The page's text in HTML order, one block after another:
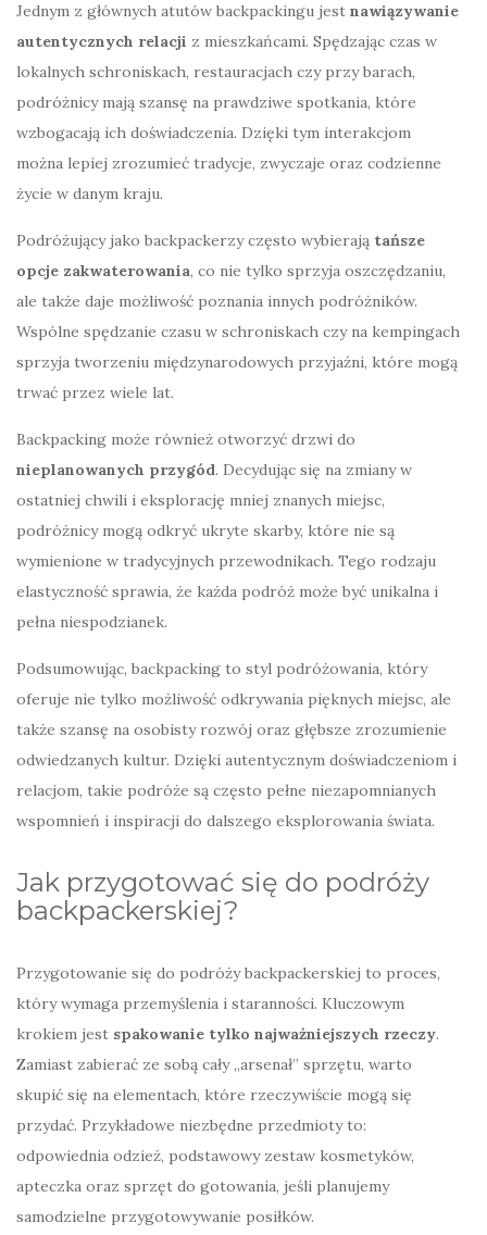
Jednym z głównych atutów backpackingu jest nawiązywanie
autentycznych relacji z mieszkańcami. Spędzając czas w
lokalnych schroniskach, restauracjach czy przy barach,
podróżnicy mają szansę na prawdziwe spotkania, które
wzbogacają ich doświadczenia. Dzięki tym interakcjom
można lepiej zrozumieć tradycje, zwyczaje oraz codzienne
życie w danym kraju.
Podróżujący jako backpackerzy często wybierają tańsze
opcje zakwaterowania, co nie tylko sprzyja oszczędzaniu,
ale także daje możliwość poznania innych podróżników.
Wspólne spędzanie czasu w schroniskach czy na kempingach
sprzyja tworzeniu międzynarodowych przyjaźni, które mogą
trwać przez wiele lat.
Backpacking może również otworzyć drzwi do
nieplanowanych przygód. Decydując się na zmiany w
ostatniej chwili i eksplorację mniej znanych miejsc,
podróżnicy mogą odkryć ukryte skarby, które nie są
wymienione w tradycyjnych przewodnikach. Tego rodzaju
elastyczność sprawia, że każda podróż może być unikalna i
pełna niespodzianek.
Podsumowując, backpacking to styl podróżowania, który
oferuje nie tylko możliwość odkrywania pięknych miejsc, ale
także szansę na osobisty rozwój oraz głębsze zrozumienie
odwiedzanych kultur. Dzięki autentycznym doświadczeniom i
relacjom, takie podróże są często pełne niezapomnianych
wspomnień i inspiracji do dalszego eksplorowania świata.
Jak przygotować się do podróży
backpackerskiej?
Przygotowanie się do podróży backpackerskiej to proces,
który wymaga przemyślenia i staranności. Kluczowym
krokiem jest spakowanie tylko najważniejszych rzeczy.
Zamiast zabierać ze sobą cały „arsenał” sprzętu, warto
skupić się na elementach, które rzeczywiście mogą się
przydać. Przykładowe niezbędne przedmioty to:
odpowiednia odzież, podstawowy zestaw kosmetyków,
apteczka oraz sprzęt do gotowania, jeśli planujemy
samodzielne przygotowywanie posiłków.